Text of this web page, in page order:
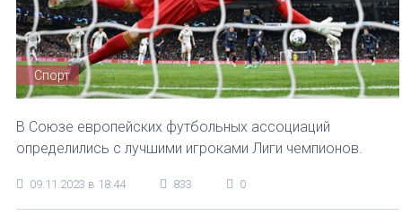
Спорт
В Союзе европейских футбольных ассоциаций
определились с лучшими игроками Лиги чемпионов.
09.11.2023 в 18:44 833 0